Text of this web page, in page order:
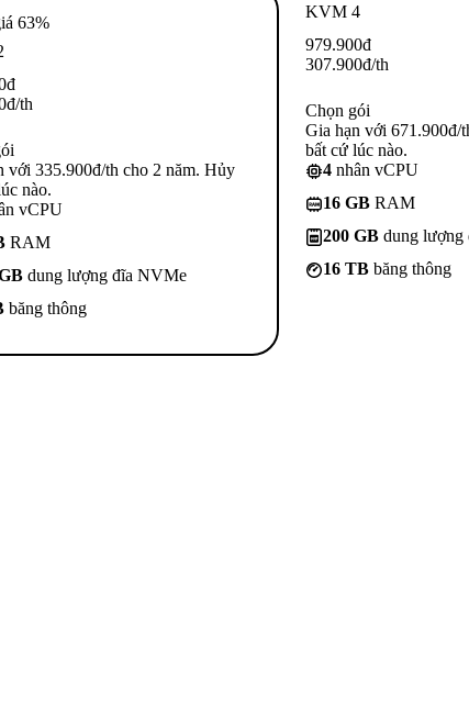
63%
đ
đ/th
với 335.900đ/th cho 2 năm. Hủy
nào.
vCPU
RAM
dung lượng đĩa NVMe
băng thông
KVM 4
979.900đ
307.900đ/th
Chọn gói
Gia hạn với 671.900đ/
bất cứ lúc nào.
4 nhân vCPU
16 GB RAM
200 GB dung
16 TB băng thông